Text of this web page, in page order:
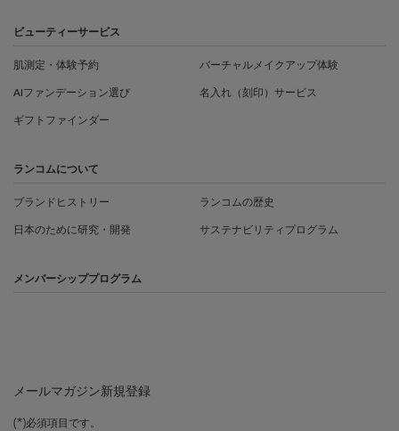
ビューティーサービス
肌測定・体験予約 バーチャルメイクアップ体験
AIファンデーション選び 名入れ（刻印）サービス
ギフトファインダー
ランコムについて
ブランドヒストリー ランコムの歴史
日本のために研究・開発 サステナビリティプログラム
メンバーシッププログラム
メールマガジン新規登録
(*)必須項目です。